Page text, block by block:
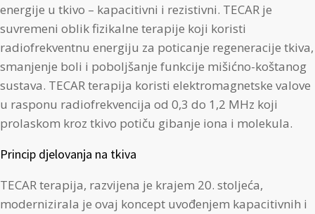
energije u tkivo – kapacitivni i rezistivni. TECAR je
suvremeni oblik fizikalne terapije koji koristi
radiofrekventnu energiju za poticanje regeneracije tkiva,
smanjenje boli i poboljšanje funkcije mišićno-koštanog
sustava. TECAR terapija koristi elektromagnetske valove
u rasponu radiofrekvencija od 0,3 do 1,2 MHz koji
prolaskom kroz tkivo potiču gibanje iona i molekula.
Princip djelovanja na tkiva
TECAR terapija, razvijena je krajem 20. stoljeća,
modernizirala je ovaj koncept uvođenjem kapacitivnih i